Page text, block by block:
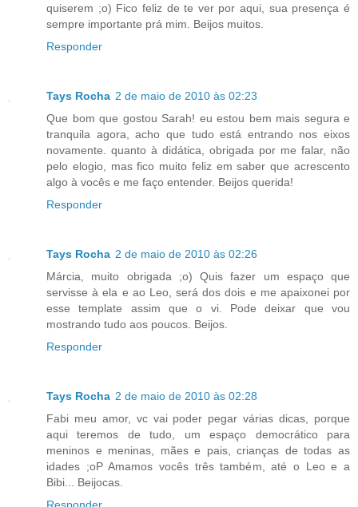
quiserem ;o) Fico feliz de te ver por aqui, sua presença é
sempre importante prá mim. Beijos muitos.
Responder
Tays Rocha 2 de maio de 2010 às 02:23
Que bom que gostou Sarah! eu estou bem mais segura e
tranquila agora, acho que tudo está entrando nos eixos
novamente. quanto à didática, obrigada por me falar, não
pelo elogio, mas fico muito feliz em saber que acrescento
algo à vocês e me faço entender. Beijos querida!
Responder
Tays Rocha 2 de maio de 2010 às 02:26
Márcia, muito obrigada ;o) Quis fazer um espaço que
servisse à ela e ao Leo, será dos dois e me apaixonei por
esse template assim que o vi. Pode deixar que vou
mostrando tudo aos poucos. Beijos.
Responder
Tays Rocha 2 de maio de 2010 às 02:28
Fabi meu amor, vc vai poder pegar várias dicas, porque
aqui teremos de tudo, um espaço democrático para
meninos e meninas, mães e pais, crianças de todas as
idades ;oP Amamos vocês três também, até o Leo e a
Bibi... Beijocas.